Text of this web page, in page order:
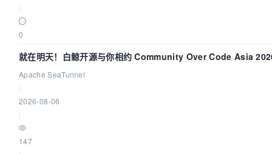
0
就在明天！白鲸开源与你相约 Community Over Code Asia
讲！
Apache SeaTunnel
2026-08-06
147